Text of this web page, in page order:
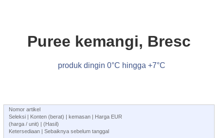
Puree kemangi, Bresc
produk dingin 0°C hingga +7°C
Nomor artikel
Seleksi | Konten (berat) | kemasan | Harga EUR
(harga / unit) | (Hasil)
Ketersediaan | Sebaiknya sebelum tanggal